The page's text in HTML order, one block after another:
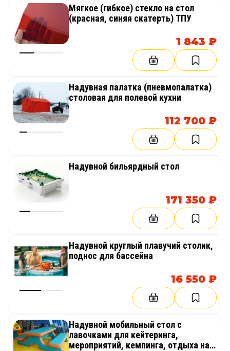
Мягкое (гибкое) стекло на стол
(красная, синяя скатерть) ТПУ
1 843 ₽
Надувная палатка (пневмопалатка)
столовая для полевой кухни
112 700 ₽
Надувной бильярдный стол
171 350 ₽
Надувной круглый плавучий столик,
поднос для бассейна
16 550 ₽
Надувной мобильный стол с
лавочками для кейтеринга,
мероприятий, кемпинга, отдыха на